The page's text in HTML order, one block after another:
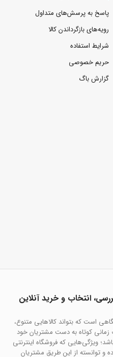
پاسخ به پرسش‌های متداول
رویه‌های بازگرداندن کالا
شرایط استفاده
حریم خصوصی
گزارش باگ
انتخاب و خرید آنلاین
است که بتواند کالاهایی متنوع،
کوتاه به دست مشتریان خود
ویژگی‌هایی که فروشگاه اینترنتی
و توانسته از این طریق مشتریان